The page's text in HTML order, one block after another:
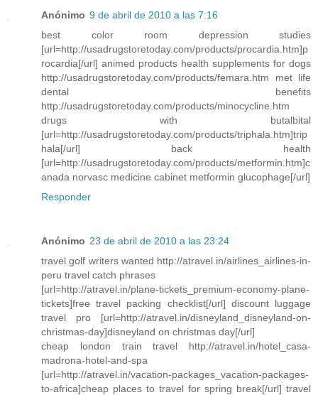
Anónimo 9 de abril de 2010 a las 7:16
best color room depression studies
[url=http://usadrugstoretoday.com/products/procardia.htm]p
rocardia[/url] animed products health supplements for dogs
http://usadrugstoretoday.com/products/femara.htm met life
dental benefits
http://usadrugstoretoday.com/products/minocycline.htm
drugs with butalbital
[url=http://usadrugstoretoday.com/products/triphala.htm]trip
hala[/url] back health
[url=http://usadrugstoretoday.com/products/metformin.htm]c
anada norvasc medicine cabinet metformin glucophage[/url]
Responder
Anónimo 23 de abril de 2010 a las 23:24
travel golf writers wanted http://atravel.in/airlines_airlines-in-
peru travel catch phrases
[url=http://atravel.in/plane-tickets_premium-economy-plane-
tickets]free travel packing checklist[/url] discount luggage
travel pro [url=http://atravel.in/disneyland_disneyland-on-
christmas-day]disneyland on christmas day[/url]
cheap london train travel http://atravel.in/hotel_casa-
madrona-hotel-and-spa
[url=http://atravel.in/vacation-packages_vacation-packages-
to-africa]cheap places to travel for spring break[/url] travel